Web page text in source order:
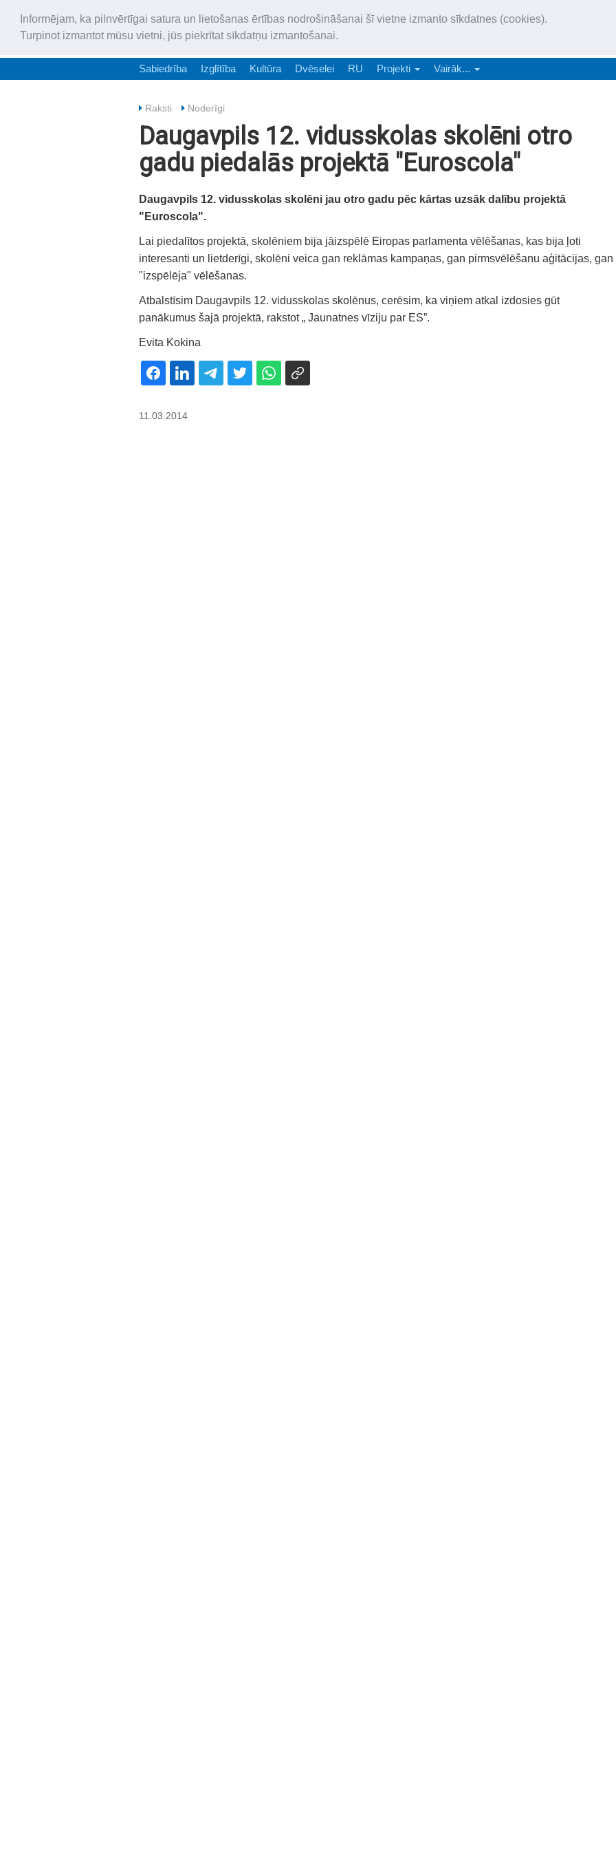
Informējam, ka pilnvērtīgai satura un lietošanas ērtības nodrošināšanai šī vietne izmanto sīkdatnes (cookies).
Turpinot izmantot mūsu vietni, jūs piekrītat sīkdatņu izmantošanai.
„Latgales Laiks” latviešu valodā aptver Daugavpils valstspilsētu,
Sabiedrība Izglītība Kultūra Dvēselei RU Projekti Vairāk...
Raksti Noderīgi
Daugavpils 12. vidusskolas skolēni otro
gadu piedalās projektā "Euroscola"
Daugavpils 12. vidusskolas skolēni jau otro gadu pēc kārtas uzsāk dalību projektā
"Euroscola".
Lai piedalītos projektā, skolēniem bija jāizspēlē Eiropas parlamenta vēlēšanas, kas bija ļoti
interesanti un lietderīgi, skolēni veica gan reklāmas kampaņas, gan pirmsvēlēšanu aģitācijas, gan
"izspēlēja" vēlēšanas.
Atbalstīsim Daugavpils 12. vidusskolas skolēnus, cerēsim, ka viņiem atkal izdosies gūt
panākumus šajā projektā, rakstot „ Jaunatnes vīziju par ES”.
Evita Kokina
11.03.2014